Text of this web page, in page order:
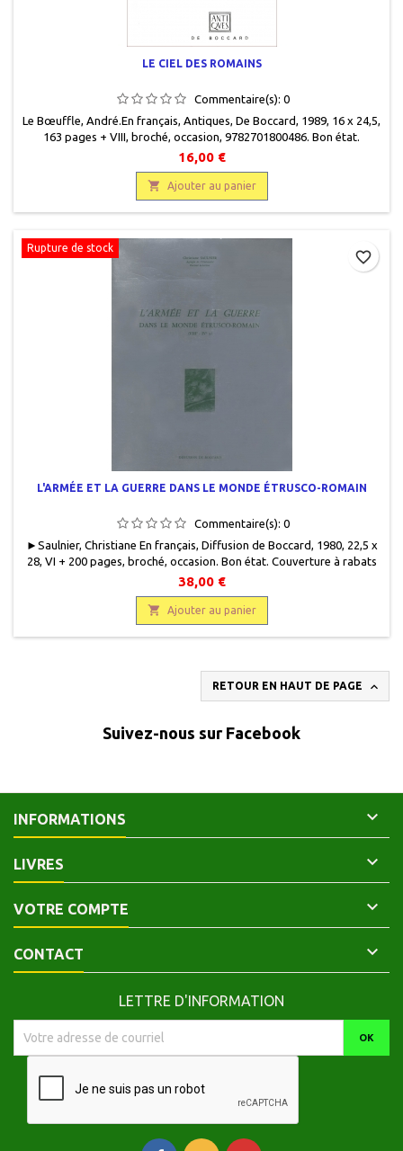
LE CIEL DES ROMAINS
Commentaire(s): 0
Le Bœuffle, André.En français, Antiques, De Boccard, 1989, 16 x 24,5,
163 pages + VIII, broché, occasion, 9782701800486. Bon état.
16,00 €
 Ajouter au panier
Rupture de stock
L'ARMÉE ET LA GUERRE DANS LE MONDE ÉTRUSCO-ROMAIN
Commentaire(s): 0
► Saulnier, Christiane En français, Diffusion de Boccard, 1980, 22,5 x
28, VI + 200 pages, broché, occasion . Bon état. Couverture à rabats
gris acier, avec des marques dues au format de l'ouvrage et des
frottements. Texte et illustration imprimés en vert foncé.
38,00 €
 Ajouter au panier
favorite_border
RETOUR EN HAUT DE PAGE 
Suivez-nous sur Facebook
INFORMATIONS 
LIVRES 
VOTRE COMPTE 
CONTACT 
LETTRE D'INFORMATION